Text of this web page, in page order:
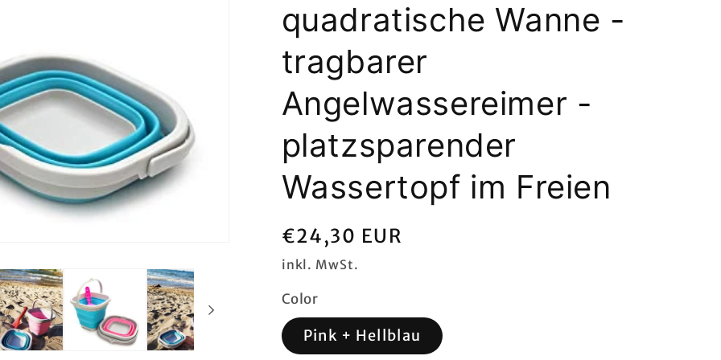
quadratische Wanne -
tragbarer
Angelwassereimer -
platzsparender
Wassertopf im Freien
Normaler
Preis
€24,30 EUR
inkl. MwSt.
Color
Pink + Hellblau